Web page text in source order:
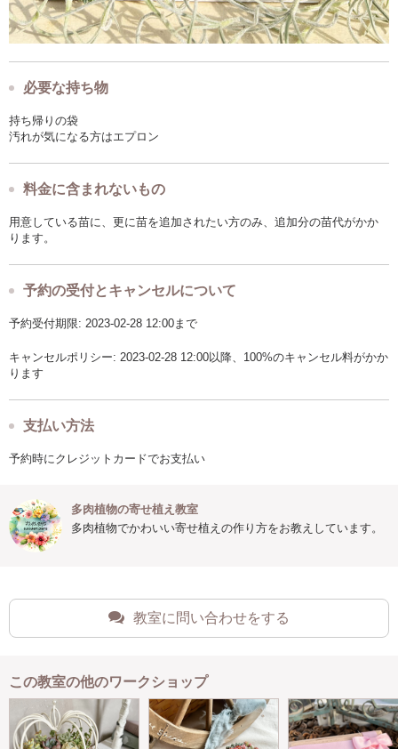
必要な持ち物
持ち帰りの袋
汚れが気になる方はエプロン
料金に含まれないもの
用意している苗に、更に苗を追加されたい方のみ、追加分の苗代がかか
ります。
予約の受付とキャンセルについて
予約受付期限: 2023-02-28 12:00まで
キャンセルポリシー: 2023-02-28 12:00以降、100%のキャンセル料がかか
ります
支払い方法
予約時にクレジットカードでお支払い
多肉植物の寄せ植え教室
多肉植物でかわいい寄せ植えの作り方をお教えしています。
教室に問い合わせをする
この教室の他のワークショップ